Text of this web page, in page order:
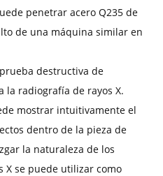
penetrar acero Q235 de
de una máquina similar en
destructiva de
la radiografía de rayos X.
mostrar intuitivamente el
dentro de la pieza de
la naturaleza de los
X se puede utilizar como